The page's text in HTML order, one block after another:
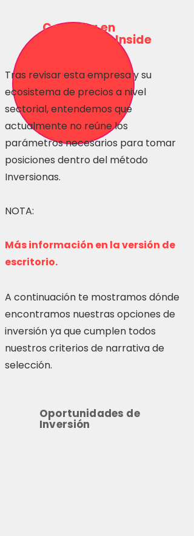
Consulta en
Inversionas Inside
Tras revisar esta empresa y su
ecosistema de precios a nivel
sectorial, entendemos que
actualmente no reúne los
parámetros necesarios para tomar
posiciones dentro del método
Inversionas.
NOTA:
Más información en la versión de
escritorio.
A continuación te mostramos dónde
encontramos nuestras opciones de
inversión ya que cumplen todos
nuestros criterios de narrativa de
selección.
Oportunidades de
Inversión